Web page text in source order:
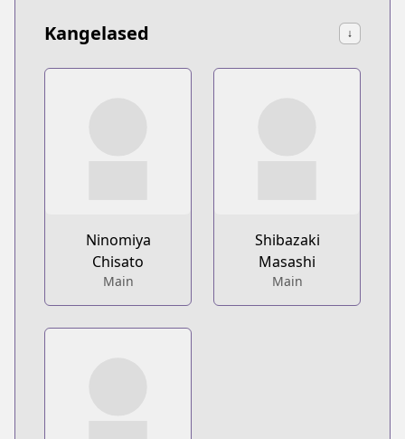
Kangelased ↓
Ninomiya
Chisato
Main
Shibazaki
Masashi
Main